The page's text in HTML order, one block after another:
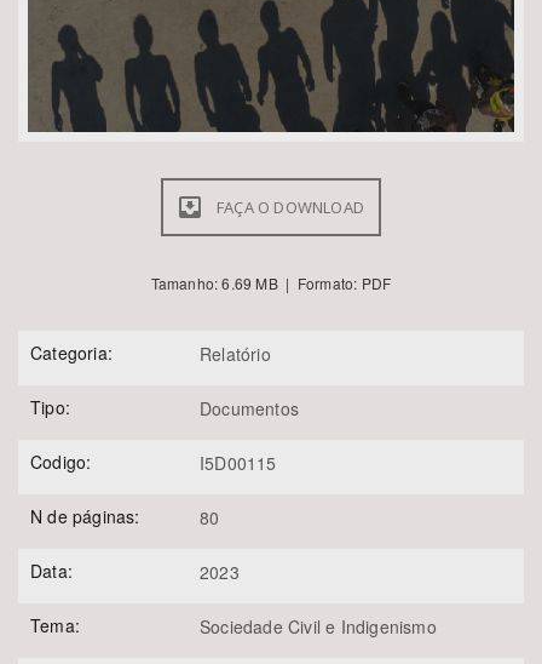
BUSCAR
FAÇA O DOWNLOAD
Tamanho: 6.69 MB | Formato: PDF
Categoria: Relatório
Tipo: Documentos
Codigo: I5D00115
N de páginas: 80
Data: 2023
Tema: Sociedade Civil e Indigenismo